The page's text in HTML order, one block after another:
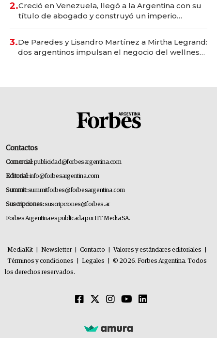
2.Creció en Venezuela, llegó a la Argentina con su
título de abogado y construyó un imperio
3.De Paredes y Lisandro Martínez a Mirtha Legrand:
dos argentinos impulsan el negocio del wellness
Contactos
Comercial:publicidad@forbesargentina.com
Editorial:info@forbesargentina.com
Summit:summitforbes@forbesargentina.com
Suscripciones:suscripciones@forbes.ar
Forbes Argentina es publicada por HT Media SA.
MediaKit Newsletter Contacto Valores y estándares editoriales
Términos y condiciones
Legales
© 2026. Forbes Argentina. Todos
los derechos reservados.